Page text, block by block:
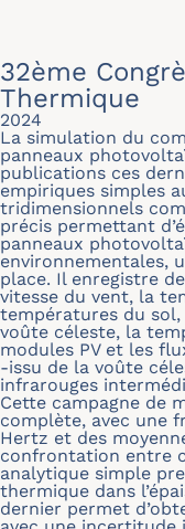
32ème
Thermique
2024
La simulation du
panneaux
publications ces
empiriques simples
tridimensionnels
précis permettant
panneaux
environnementales,
place. Il enregistre
vitesse du vent, la
températures du
voûte céleste, la
modules PV et les
-issu de la voûte
infrarouges
Cette campagne de
complète, avec une
Hertz et des
confrontation entre
analytique simple
thermique dans
dernier permet